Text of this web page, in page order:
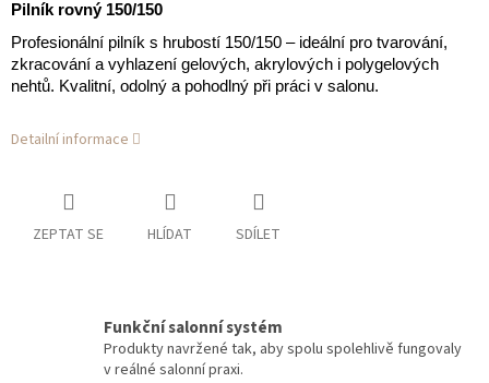
Pilník rovný 150/150
Profesionální pilník s hrubostí 150/150 – ideální pro tvarování,
zkracování a vyhlazení gelových, akrylových i polygelových
nehtů. Kvalitní, odolný a pohodlný při práci v salonu.
Detailní informace
ZEPTAT SE HLÍDAT SDÍLET
Funkční salonní systém
Produkty navržené tak, aby spolu spolehlivě fungovaly
v reálné salonní praxi.